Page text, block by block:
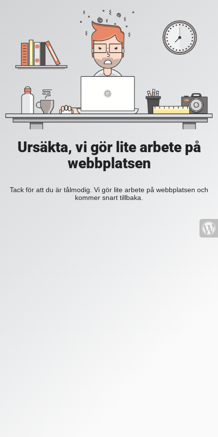
Ursäkta, vi gör lite arbete på
webbplatsen
Tack för att du är tålmodig. Vi gör lite arbete på webbplatsen och
kommer snart tillbaka.